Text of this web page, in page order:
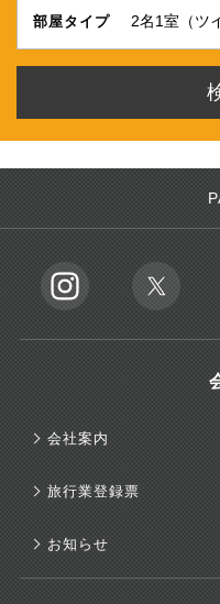
部屋タイプ
会社案内
旅行業登録票
お知らせ